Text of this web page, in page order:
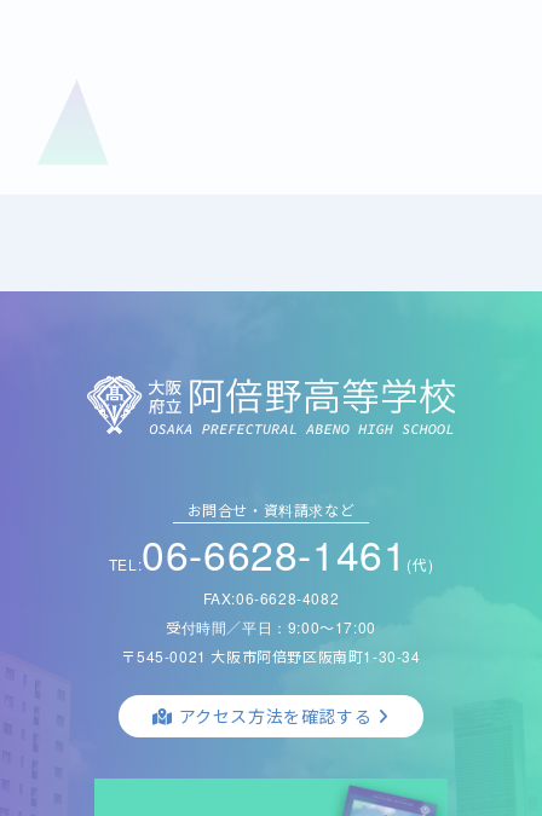
お問合せ・資料請求など
TEL:06-6628-1461 (代)
FAX:06-6628-4082
受付時間／平日：9:00〜17:00
〒545-0021 大阪市阿倍野区阪南町1-30-34
アクセス方法を確認する